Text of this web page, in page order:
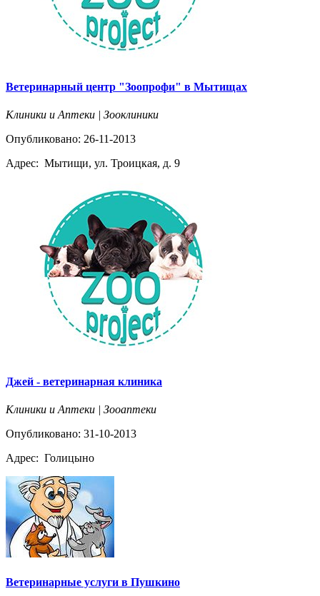
Ветеринарный центр "Зоопрофи" в Мытищах
Клиники и Аптеки | Зооклиники
Опубликовано: 26-11-2013
Адрес: Мытищи, ул. Троицкая, д. 9
Джей - ветеринарная клиника
Клиники и Аптеки | Зооаптеки
Опубликовано: 31-10-2013
Адрес: Голицыно
Ветеринарные услуги в Пушкино